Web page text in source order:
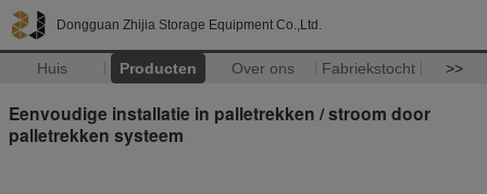
Dongguan Zhijia Storage Equipment Co.,Ltd.
Huis Producten Over ons Fabriekstocht >>
Eenvoudige installatie in palletrekken / stroom door
palletrekken systeem